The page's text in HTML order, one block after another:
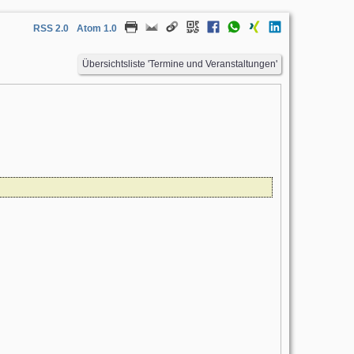
RSS 2.0 Atom 1.0
Übersichtsliste 'Termine und Veranstaltungen'